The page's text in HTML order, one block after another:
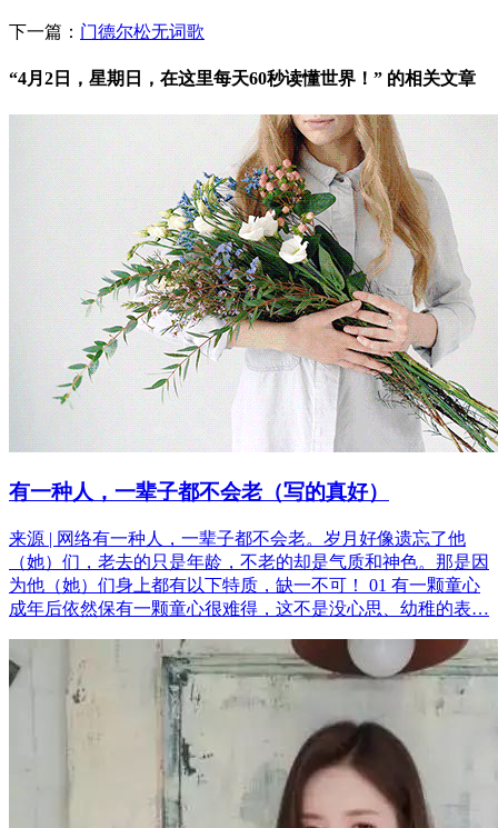
下一篇： 门德尔松无词歌
“4月2日，星期日，在这里每天60秒读懂世界！” 的相关文章
有一种人，一辈子都不会老（写的真好）
来源 | 网络有一种人，一辈子都不会老。岁月好像遗忘了他
（她）们，老去的只是年龄，不老的却是气质和神色。那是因
为他（她）们身上都有以下特质，缺一不可！ 01 有一颗童心
成年后依然保有一颗童心很难得，这不是没心思、幼稚的表…